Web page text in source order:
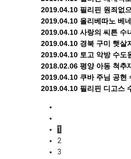
2019.04.10 필리핀 원죄없
2019.04.10 올리베따노 베
2019.04.10 사랑의 씨튼 수
2019.04.10 경북 구미 햇살
2019.04.10 토고 악방 수도
2018.02.06 평양 아동 척추
2019.04.10 쿠바 주님 공현
2019.04.10 필리핀 디고스
1
2
3